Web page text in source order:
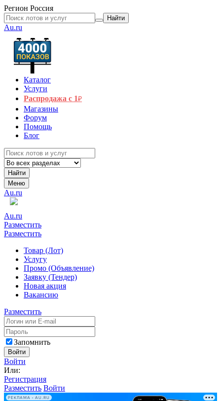
Регион Россия
Найти
Au.ru
Каталог
Услуги
Распродажа с 1₽
Магазины
Форум
Помощь
Блог
Найти
Меню
Au.ru
Au.ru
Разместить
Разместить
Товар (Лот)
Услугу
Промо (Объявление)
Заявку (Тендер)
Новая акция
Вакансию
Разместить
Запомнить
Войти
Войти
Или:
Регистрация
Разместить Войти
РЕКЛАМА • AU.RU